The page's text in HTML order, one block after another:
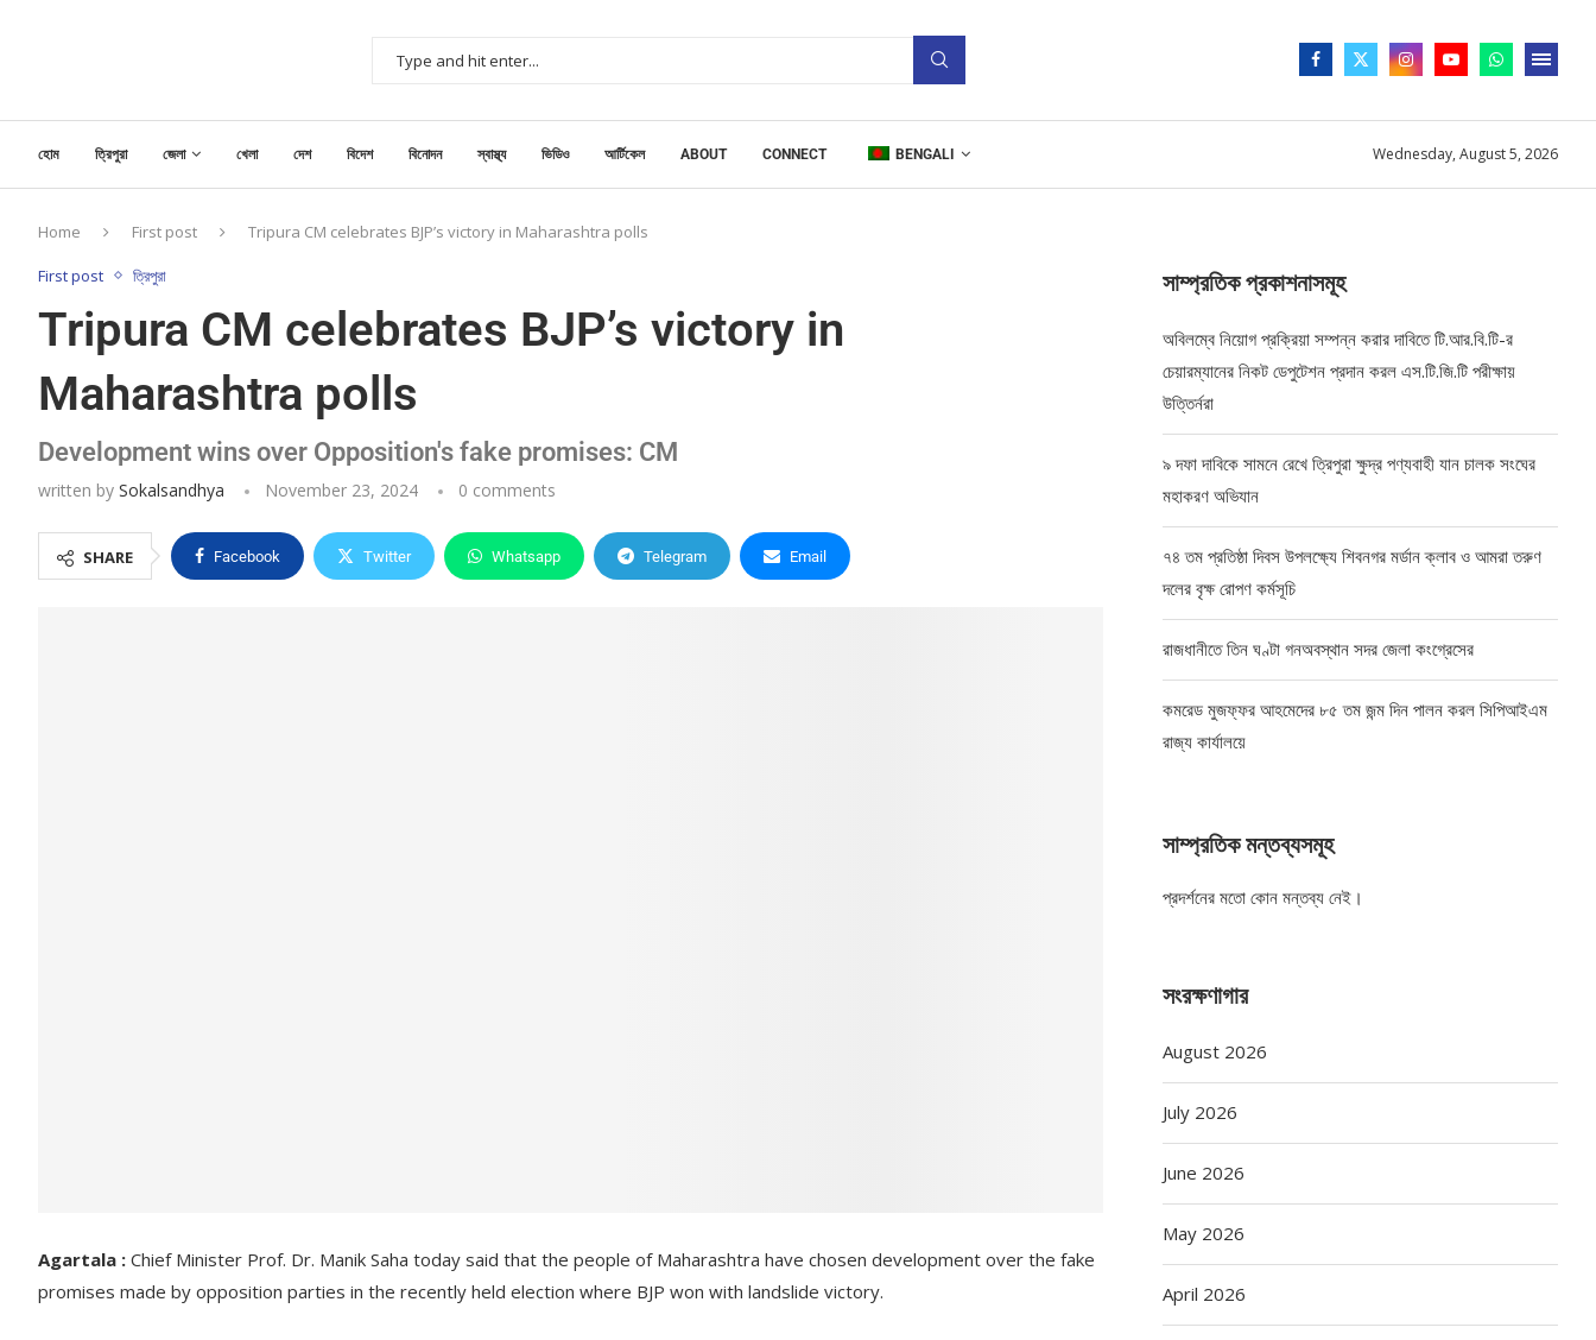
হোম ত্রিপুরা জেলা খেলা দেশ বিদেশ বিনোদন স্বাস্থ্য ভিডিও আর্টিকেল ABOUT CONNECT BENGALI Wednesday, August 5, 2026
Home First post Tripura CM celebrates BJP’s victory in Maharashtra polls
First post ত্রিপুরা
Tripura CM celebrates BJP’s victory in
Maharashtra polls
Development wins over Opposition's fake promises: CM
written by Sokalsandhya November 23, 2024 0 comments
SHARE Facebook Twitter Whatsapp Telegram Email
Agartala : Chief Minister Prof. Dr. Manik Saha today said that the people of Maharashtra have chosen development over the fake
promises made by opposition parties in the recently held election where BJP won with landslide victory.
সাম্প্রতিক প্রকাশনাসমূহ
অবিলম্বে নিয়োগ প্রক্রিয়া সম্পন্ন করার দাবিতে টি.আর.বি.টি-র
চেয়ারম্যানের নিকট ডেপুটেশন প্রদান করল এস.টি.জি.টি পরীক্ষায়
উত্তির্নরা
৯ দফা দাবিকে সামনে রেখে ত্রিপুরা ক্ষুদ্র পণ্যবাহী যান চালক সংঘের
মহাকরণ অভিযান
৭৪ তম প্রতিষ্ঠা দিবস উপলক্ষ্যে শিবনগর মর্ডান ক্লাব ও আমরা তরুণ
দলের বৃক্ষ রোপণ কর্মসূচি
রাজধানীতে তিন ঘণ্টা গনঅবস্থান সদর জেলা কংগ্রেসের
কমরেড মুজফ্ফর আহমেদের ৮৫ তম জন্ম দিন পালন করল সিপিআইএম
রাজ্য কার্যালয়ে
সাম্প্রতিক মন্তব্যসমূহ
প্রদর্শনের মতো কোন মন্তব্য নেই।
সংরক্ষণাগার
August 2026
July 2026
June 2026
May 2026
April 2026